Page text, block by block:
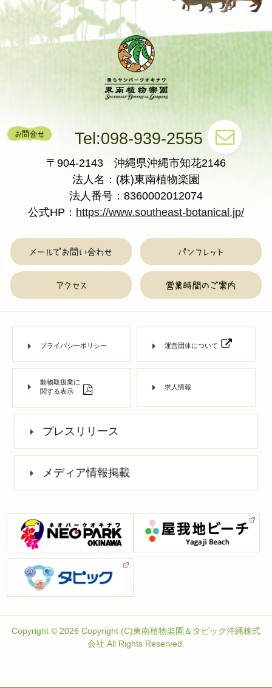
Tel:098-939-2555
〒904-2143 沖縄県沖縄市知花2146
法人名：(株)東南植物楽園
法人番号：8360002012074
公式HP： https://www.southeast-botanical.jp/
プライバシーポリシー 運営団体について
動物取扱業に
関する表示
求人情報
プレスリリース
メディア情報掲載
Copyright © 2026 Copyright (C)東南植物楽園＆タピック沖縄株式
会社 All Rights Reserved.